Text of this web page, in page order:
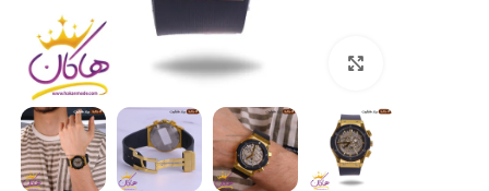
بزرگنمایی تصویر